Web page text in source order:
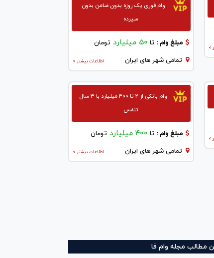
>
وام فوری یک روزه بدون ضامن بدون
سپرده
مبلغ وام :تا 50 میلیارد تومان
اطلاعات بیشتر > تمامی شهر های ایران
>
وام بانکی از ۲ تا ۴۰۰ میلیارد با ۳ سال
تنفس
مبلغ وام :تا 400 میلیارد تومان
اطلاعات بیشتر > تمامی شهر های ایران
مطالب مجله وام فا